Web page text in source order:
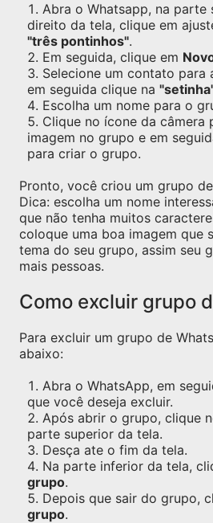
Abra o Whatsapp, na parte
direito da tela, clique em
"três pontinhos".
Em seguida, clique em
Selecione um contato para
em seguida clique na
Escolha um nome para o
Clique no ícone da câmera
imagem no grupo e em
para criar o grupo.
Pronto, você criou um grupo
Dica: escolha um nome
que não tenha muitos
coloque uma boa imagem que
tema do seu grupo, assim seu
mais pessoas.
Como excluir grupo
Para excluir um grupo de
abaixo:
Abra o WhatsApp, em
que você deseja excluir.
Após abrir o grupo, clique
parte superior da tela.
Desça ate o fim da tela.
Na parte inferior da tela,
grupo.
Depois que sair do grupo,
grupo.